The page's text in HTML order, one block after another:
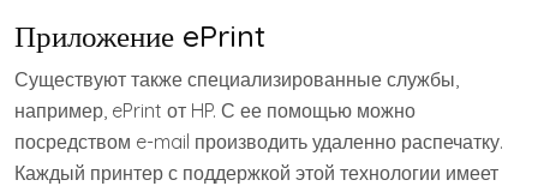
Приложение ePrint
Существуют также специализированные службы,
например, ePrint от HP. С ее помощью можно
посредством e-mail производить удаленно распечатку.
Каждый принтер с поддержкой этой технологии имеет